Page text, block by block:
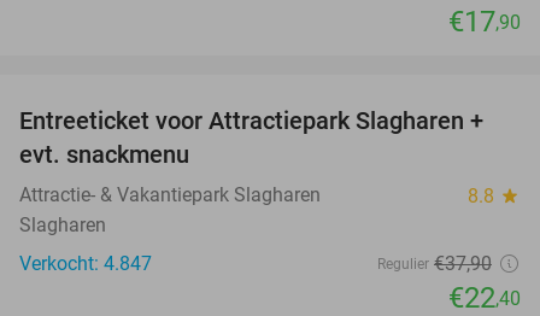
€17,90
41%
Entreeticket voor Attractiepark Slagharen +
evt. snackmenu
Attractie- & Vakantiepark Slagharen 8.8 star
Slagharen
Verkocht: 4.847
Regulier €37,90
€22,40